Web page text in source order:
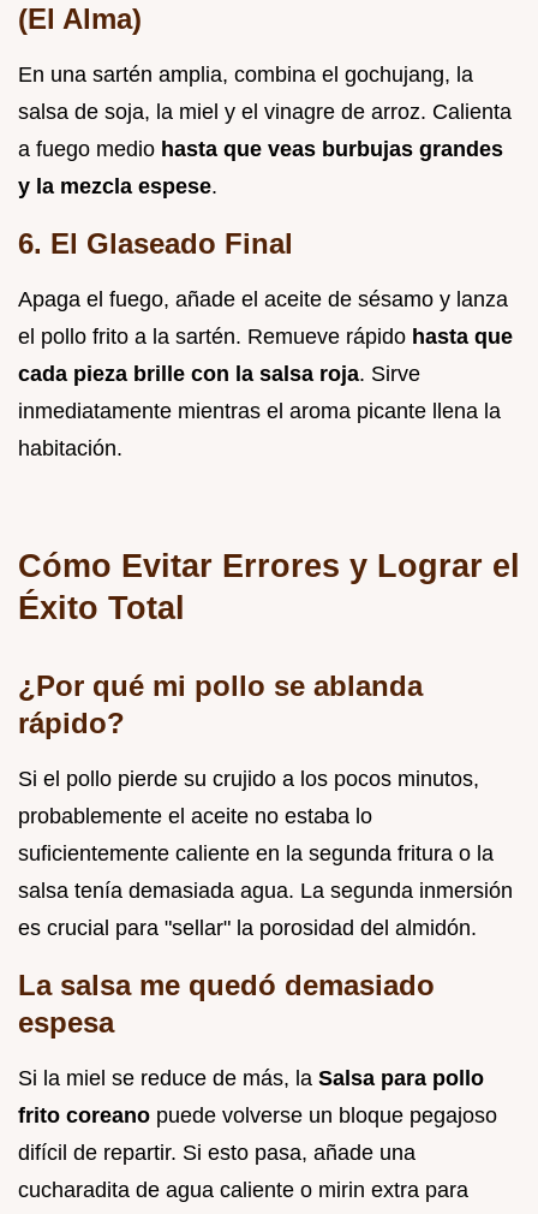
(El Alma)
En una sartén amplia, combina el gochujang, la
salsa de soja, la miel y el vinagre de arroz. Calienta
a fuego medio hasta que veas burbujas grandes
y la mezcla espese.
6. El Glaseado Final
Apaga el fuego, añade el aceite de sésamo y lanza
el pollo frito a la sartén. Remueve rápido hasta que
cada pieza brille con la salsa roja. Sirve
inmediatamente mientras el aroma picante llena la
habitación.
Cómo Evitar Errores y Lograr el
Éxito Total
¿Por qué mi pollo se ablanda
rápido?
Si el pollo pierde su crujido a los pocos minutos,
probablemente el aceite no estaba lo
suficientemente caliente en la segunda fritura o la
salsa tenía demasiada agua. La segunda inmersión
es crucial para "sellar" la porosidad del almidón.
La salsa me quedó demasiado
espesa
Si la miel se reduce de más, la Salsa para pollo
frito coreano puede volverse un bloque pegajoso
difícil de repartir. Si esto pasa, añade una
cucharadita de agua caliente o mirin extra para